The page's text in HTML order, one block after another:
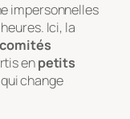
impersonnelles
Ici, la
comités
enpetits
change